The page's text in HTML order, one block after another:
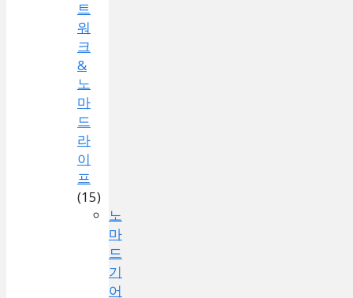
트
워
크
&
노
마
드
라
이
프
(15)
노
마
드
기
어